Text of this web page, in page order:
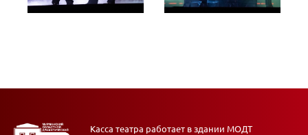
Касса театра работает в здании МОДТ